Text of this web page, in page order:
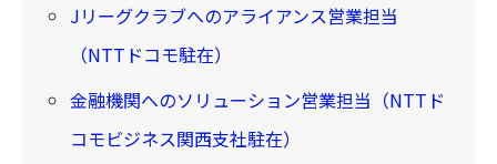
Jリーグクラブへのアライアンス営業担当
（NTTドコモ駐在）
金融機関へのソリューション営業担当（NTTド
コモビジネス関西支社駐在）